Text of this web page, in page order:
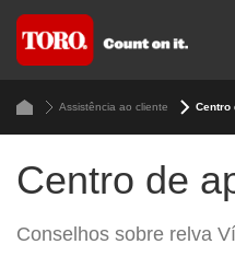
Assistência ao cliente Centro
Centro de
Conselhos sobre relva